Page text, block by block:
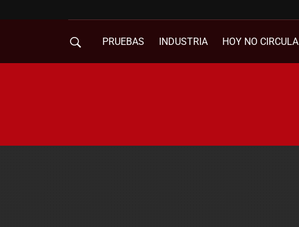
PRUEBAS INDUSTRIA HOY NO CIRCULA